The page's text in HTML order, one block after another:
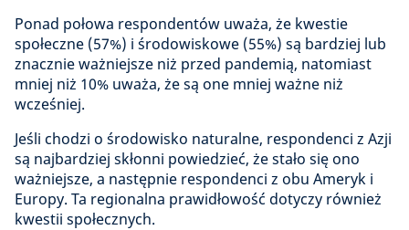
Ponad połowa respondentów uważa, że kwestie
społeczne (57%) i środowiskowe (55%) są bardziej lub
znacznie ważniejsze niż przed pandemią, natomiast
mniej niż 10% uważa, że są one mniej ważne niż
wcześniej.
Jeśli chodzi o środowisko naturalne, respondenci z Azji
są najbardziej skłonni powiedzieć, że stało się ono
ważniejsze, a następnie respondenci z obu Ameryk i
Europy. Ta regionalna prawidłowość dotyczy również
kwestii społecznych.